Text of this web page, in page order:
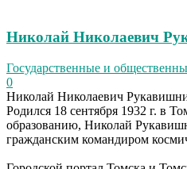
Николай Николаевич
Государственные и
0
Николай Николаевич
Родился 18 сентября 1932 г. в
образованию, Николай
гражданским командиром